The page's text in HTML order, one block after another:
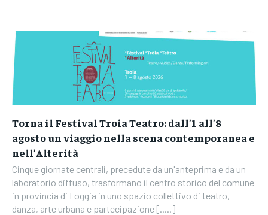
Torna il Festival Troia Teatro: dall’1 all’8
agosto un viaggio nella scena contemporanea e
nell’Alterità
Cinque giornate centrali, precedute da un'anteprima e da un
laboratorio diffuso, trasformano il centro storico del comune
in provincia di Foggia in uno spazio collettivo di teatro,
danza, arte urbana e partecipazione [.....]